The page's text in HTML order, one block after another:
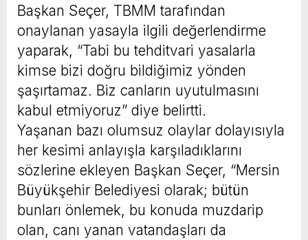
Başkan Seçer, TBMM tarafından
onaylanan yasayla ilgili değerlendirme
yaparak, “Tabi bu tehditvari yasalarla
kimse bizi doğru bildiğimiz yönden
şaşırtamaz. Biz canların uyutulmasını
kabul etmiyoruz” diye belirtti.
Yaşanan bazı olumsuz olaylar dolayısıyla
her kesimi anlayışla karşıladıklarını
sözlerine ekleyen Başkan Seçer, “Mersin
Büyükşehir Belediyesi olarak; bütün
bunları önlemek, bu konuda muzdarip
olan, canı yanan vatandaşları da